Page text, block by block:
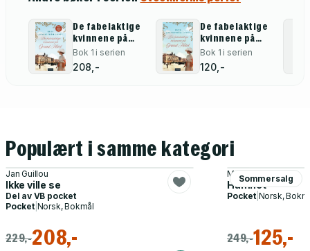
De fabelaktige
kvinnene på
Grand Hôtel
Bok 1 i serien
208,-
De fabelaktige
kvinnene på
Grand hôtel
Bok 1 i serien
120,-
Populært i samme kategori
Jan Guillou
Ikke ville se
Del av VB pocket
Pocket| Norsk, Bokmål
229,-208,-
Sommersalg
Maggie O'Farrell
Hamnet
Pocket| Norsk,
249,-125,-